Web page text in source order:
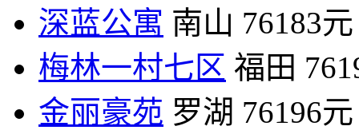
深蓝公寓 南山 76183元
梅林一村七区 福田
金丽豪苑 罗湖 76196元